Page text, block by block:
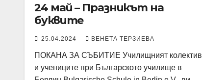
24 май – Празникът на
буквите
25.04.2024 ВЕНЕТА ТЕРЗИЕВА
ПОКАНА ЗА СЪБИТИЕ Училищният колектив
и учениците при Българското училище в